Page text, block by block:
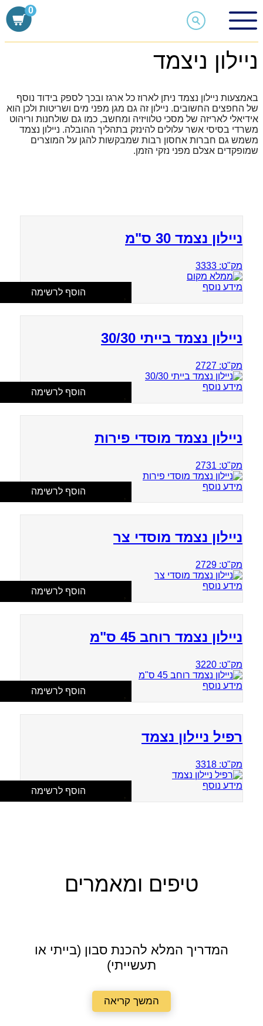
Skip
to
content
0
רדיד אלומניום וניילון ניצמד
ניילון ניצמד
באמצעות ניילון נצמד ניתן לארוז כל ארגז ובכך לספק בידוד נוסף
של החפצים החשובים. ניילון זה גם מגן מפני מים ושריטות ולכן הוא
אידיאלי לאריזה של מסכי טלוויזיה ומחשב, כמו גם שולחנות וריהוט
משרדי בסיסי אשר עלולים להינזק בתהליך ההובלה. ניילון נצמד
משמש גם חברות אחסון רבות שמבקשות להגן על המוצרים
שמופקדים אצלם מפני נזקי הזמן.
ניילון נצמד 30 ס"מ
מק"ט: 3333
מידע נוסף
הוסף לרשימה
ניילון נצמד בייתי 30/30
מק"ט: 2727
מידע נוסף
הוסף לרשימה
ניילון נצמד מוסדי פירות
מק"ט: 2731
מידע נוסף
הוסף לרשימה
ניילון נצמד מוסדי צר
מק"ט: 2729
מידע נוסף
הוסף לרשימה
ניילון נצמד רוחב 45 ס"מ
מק"ט: 3220
מידע נוסף
הוסף לרשימה
רפיל ניילון נצמד
מק"ט: 3318
מידע נוסף
הוסף לרשימה
טיפים ומאמרים
המדריך המלא להכנת סבון (בייתי או
תעשייתי)
המשך קריאה